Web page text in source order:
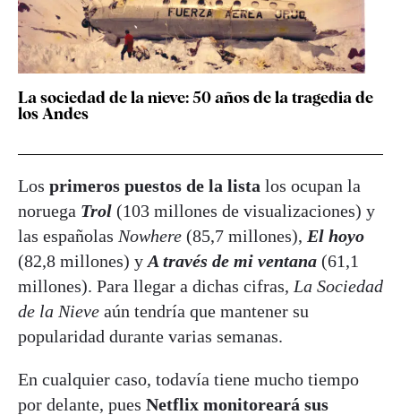
La sociedad de la nieve: 50 años de la tragedia de
los Andes
Los primeros puestos de la lista los ocupan la
noruega Trol (103 millones de visualizaciones) y
las españolas Nowhere (85,7 millones), El hoyo
(82,8 millones) y A través de mi ventana (61,1
millones). Para llegar a dichas cifras, La Sociedad
de la Nieve aún tendría que mantener su
popularidad durante varias semanas.
En cualquier caso, todavía tiene mucho tiempo
por delante, pues Netflix monitoreará sus